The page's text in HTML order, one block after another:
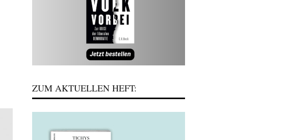
ZUM AKTUELLEN HEFT: